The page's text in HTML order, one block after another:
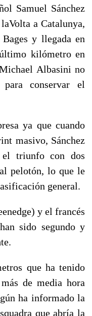
Samuel Sánchez
Volta a Catalunya,
y llegada en
kilómetro en
Albasini no
conservar el
ya que cuando
masivo, Sánchez
triunfo con dos
pelotón, lo que le
general.
y el francés
sido segundo y
que ha tenido
de media hora
ha informado la
que abría la